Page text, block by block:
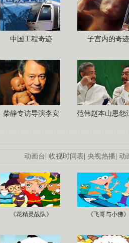
中国工程奇迹 子宫内的奇迹
柴静专访导演李安 范伟赵本山恩怨
动画台 收视时间表 央视热播 动
《花精灵战队》 《飞哥与小佛》